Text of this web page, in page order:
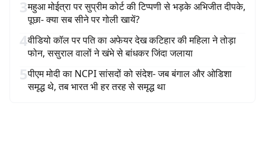
3महुआ मोईत्रा पर सुप्रीम कोर्ट की टिप्पणी से भड़के अभिजीत दीपके,
पूछा- क्या सब सीने पर गोली खायें?
4वीडियो कॉल पर पति का अफेयर देख कटिहार की महिला ने तोड़ा
फोन, ससुराल वालों ने खंभे से बांधकर जिंदा जलाया
5पीएम मोदी का NCPI सांसदों को संदेश- जब बंगाल और ओडिशा
समृद्ध थे, तब भारत भी हर तरह से समृद्ध था